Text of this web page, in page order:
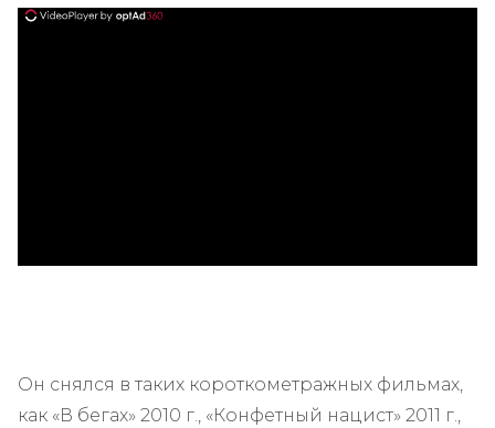
Он снялся в таких короткометражных фильмах,
как «В бегах» 2010 г., «Конфетный нацист» 2011 г.,